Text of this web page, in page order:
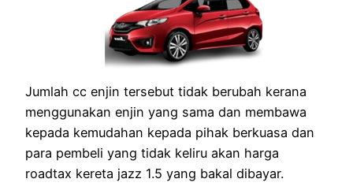
Jumlah cc enjin tersebut tidak berubah kerana
menggunakan enjin yang sama dan membawa
kepada kemudahan kepada pihak berkuasa dan
para pembeli yang tidak keliru akan harga
roadtax kereta jazz 1.5 yang bakal dibayar.